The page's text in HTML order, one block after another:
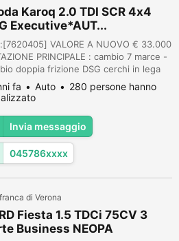
Karoq 2.0 TDI SCR 4x4
Executive*AUT...
VALORE A NUOVO € 33.000
PRINCIPALE : cambio 7 marce -
doppia frizione DSG cerchi in lega
(Ratikon) chiusura centralizzata
climatronic 2 zone copertura
post. corrimano tetto differenziale
elettr. (XDS) Electronic
Program (ESP) fanali pos...
fa Auto
280 persone hanno
Invia messaggio
045786xxxx
di Verona
Fiesta 1.5 TDCi 75CV 3
Business NEOPA